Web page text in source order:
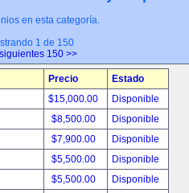
en esta categoría.
1 de 150
150 >>
Precio
Estado
$15,000.00
Disponible
$8,500.00
Disponible
$7,900.00
Disponible
$5,500.00
Disponible
$5,500.00
Disponible